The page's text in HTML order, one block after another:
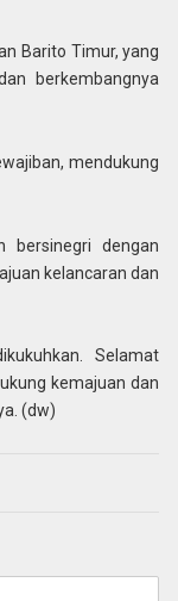
Barito Timur, yang
berkembangnya
mendukung
bersinegri dengan
kelancaran dan
Selamat
kemajuan dan
(dw)